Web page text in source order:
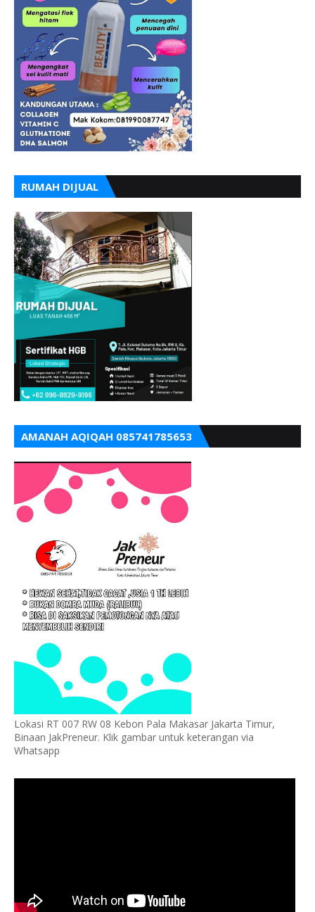
RUMAH DIJUAL
AMANAH AQIQAH 085741785653
Lokasi RT 007 RW 08 Kebon Pala Makasar Jakarta Timur,
Binaan JakPreneur. Klik gambar untuk keterangan via
Whatsapp